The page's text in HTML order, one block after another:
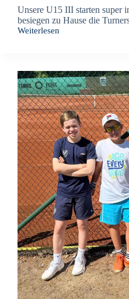
Unsere U15 III starten super
besiegen zu Hause die
Weiterlesen
Erfolgreicher
Bezirksklasse
C